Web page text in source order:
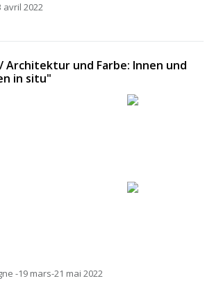
avril 2022
Architektur und Farbe: Innen und
in situ"
-19 mars-21 mai 2022